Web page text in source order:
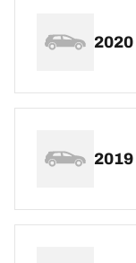
2020
2019